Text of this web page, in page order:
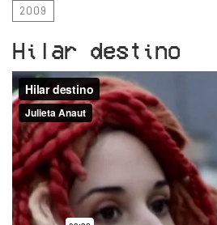
2009
Hilar destino